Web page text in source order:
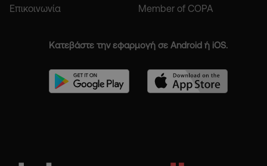
Επικοινωνία Member of COPA
Κατεβάστε την εφαρμογή σε Android ή iOS.